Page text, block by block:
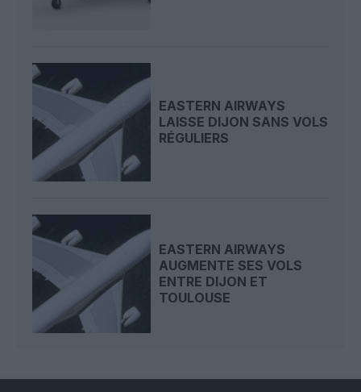
EASTERN AIRWAYS
LAISSE DIJON SANS VOLS
RÉGULIERS
EASTERN AIRWAYS
AUGMENTE SES VOLS
ENTRE DIJON ET
TOULOUSE